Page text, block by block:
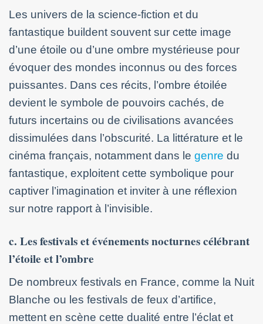
Les univers de la science-fiction et du
fantastique buildent souvent sur cette image
d’une étoile ou d’une ombre mystérieuse pour
évoquer des mondes inconnus ou des forces
puissantes. Dans ces récits, l’ombre étoilée
devient le symbole de pouvoirs cachés, de
futurs incertains ou de civilisations avancées
dissimulées dans l’obscurité. La littérature et le
cinéma français, notamment dans le genre du
fantastique, exploitent cette symbolique pour
captiver l’imagination et inviter à une réflexion
sur notre rapport à l’invisible.
c. Les festivals et événements nocturnes célébrant
l’étoile et l’ombre
De nombreux festivals en France, comme la Nuit
Blanche ou les festivals de feux d’artifice,
mettent en scène cette dualité entre l’éclat et